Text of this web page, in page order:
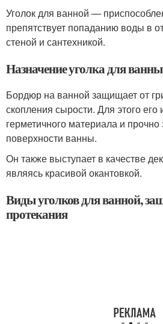
Уголок для ванной —
препятствует попаданию воды в
стеной и сантехникой.
Назначение уголка для ванны
Бордюр на ванной защищает от
скопления сырости. Для этого его
герметичного материала и
поверхности ванны.
Он также выступает в качестве
являясь красивой окантовкой.
Виды уголков для ванной,
протекания